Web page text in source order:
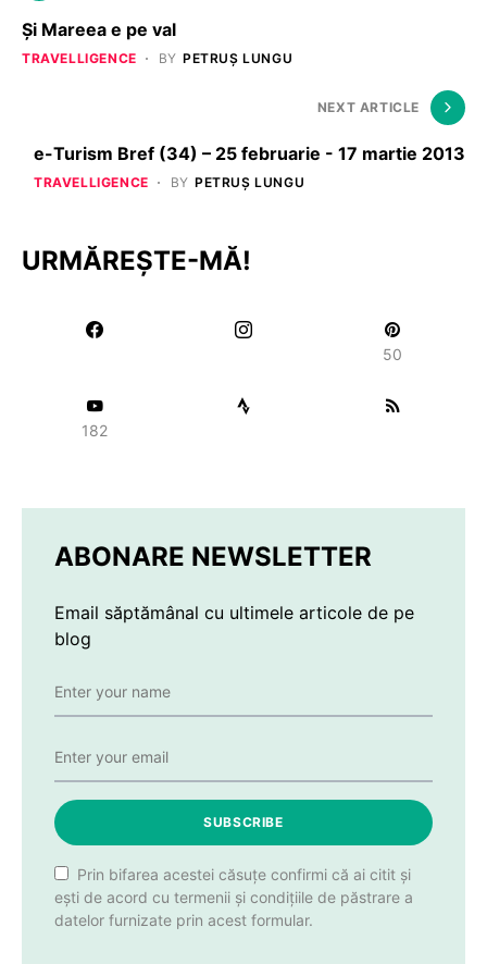
Și Mareea e pe val
TRAVELLIGENCE BY PETRUȘ LUNGU
NEXT ARTICLE
e-Turism Bref (34) – 25 februarie - 17 martie 2013
TRAVELLIGENCE BY PETRUȘ LUNGU
URMĂREȘTE-MĂ!
50
182
ABONARE NEWSLETTER
Email săptămânal cu ultimele articole de pe
blog
SUBSCRIBE
Prin bifarea acestei căsuțe confirmi că ai citit și
ești de acord cu termenii și condițiile de păstrare a
datelor furnizate prin acest formular.